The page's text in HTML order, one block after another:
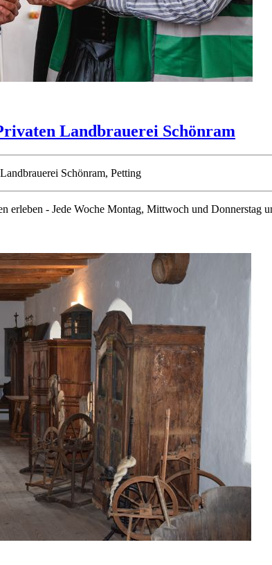
Landbrauerei Schönram
Schönram, Petting
erleben - Jede Woche Montag, Mittwoch und Donnerstag